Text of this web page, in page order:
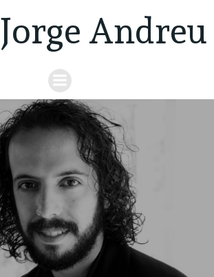
Jorge Andreu